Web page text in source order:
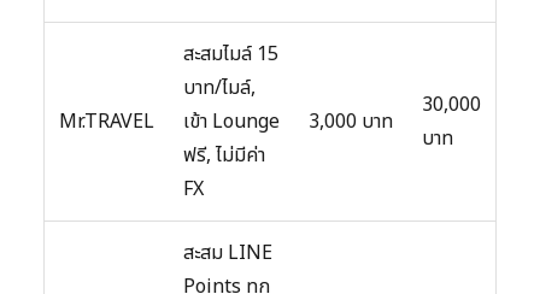
Mr.TRAVEL
สะสมไมล์ 15
บาท/ไมล์,
เข้า Lounge
ฟรี, ไม่มีค่า
FX
3,000 บาท
30,000
บาท
สะสม LINE
Points ทุก